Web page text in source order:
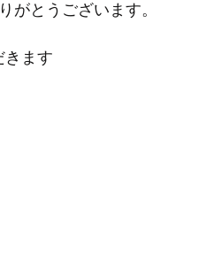
がとうございます。
きます